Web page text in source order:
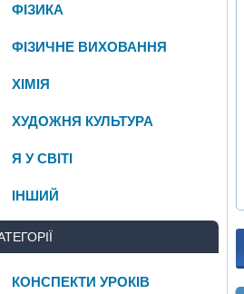
ФІЗИКА
ФІЗИЧНЕ ВИХОВАННЯ
ХІМІЯ
ХУДОЖНЯ КУЛЬТУРА
Я У СВІТІ
ІНШИЙ
КОНСПЕКТИ УРОКІВ